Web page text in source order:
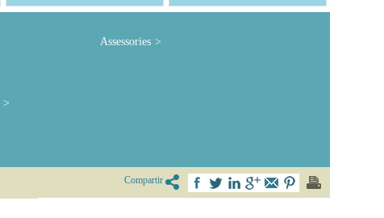
Assessories
Compartir